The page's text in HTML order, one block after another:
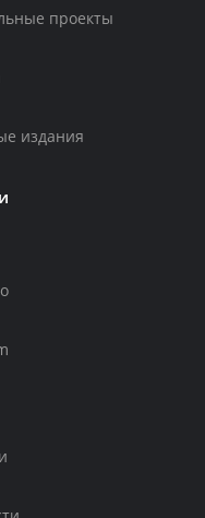
проекты
издания